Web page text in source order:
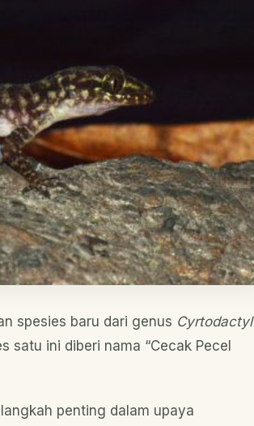
spesies baru dari genus
satu ini diberi nama “Cecak Pecel
penting dalam upaya